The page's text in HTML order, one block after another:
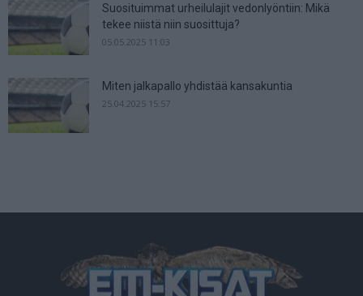
Suosituimmat urheilulajit vedonlyöntiin: Mikä
tekee niistä niin suosittuja?
05.05.2025 11:03
Miten jalkapallo yhdistää kansakuntia
25.04.2025 15:57